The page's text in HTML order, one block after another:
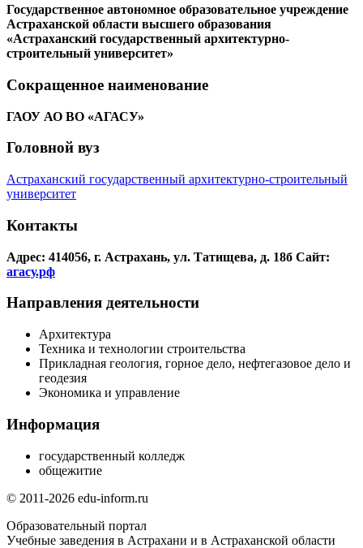
Государственное автономное образовательное учреждение
Астраханской области высшего образования
«Астраханский государственный архитектурно-
строительный университет»
Сокращенное наименование
ГАОУ АО ВО «АГАСУ»
Головной вуз
Астраханский государственный архитектурно-строительный
университет
Контакты
Адрес: 414056, г. Астрахань, ул. Татищева, д. 18б Сайт:
агасу.рф
Направления деятельности
Архитектура
Техника и технологии строительства
Прикладная геология, горное дело, нефтегазовое дело и
геодезия
Экономика и управление
Информация
государственный колледж
общежитие
© 2011-2026 edu-inform.ru
Образовательный портал
Учебные заведения в Астрахани и в Астраханской области